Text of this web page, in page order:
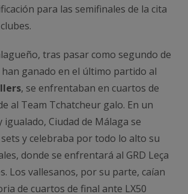
para las semifinales de la cita
tras pasar como segundo de
ganado en el último partido al
, se enfrentaban en cuartos de
al Team Tchatcheur galo. En un
Ciudad de Málaga se
y celebraba por todo lo alto su
donde se enfrentará al GRD Leça
Los vallesanos, por su parte, caían
de cuartos de final ante LX50